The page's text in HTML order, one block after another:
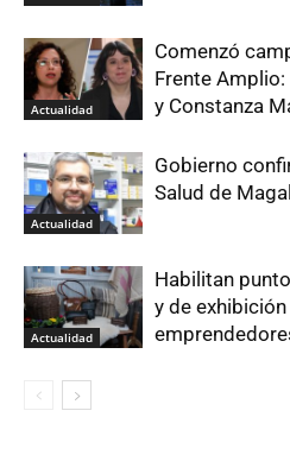
Actualidad
Comenzó
Frente
y Constanza
Actualidad
Gobierno
Salud de
Actualidad
Habilitan
y de